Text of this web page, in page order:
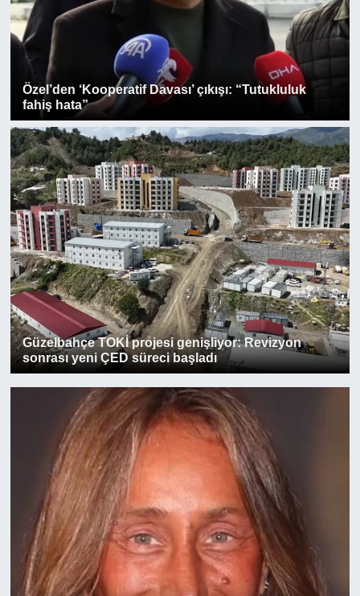
Özel’den ‘Kooperatif Davası’ çıkışı: “Tutukluluk
fahiş hata”
Güzelbahçe TOKİ projesi genişliyor: Revizyon
sonrası yeni ÇED süreci başladı